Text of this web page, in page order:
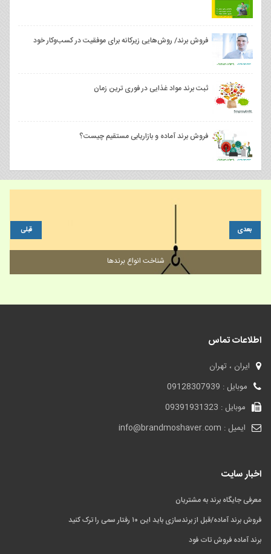
فروش برند/ روش‌هایی زیرکانه برای موفقیت در کسب‌وکار خود
ثبت برند مواد غذایی در فوری ترین زمان
فروش برند آماده و بازاریابی مستقیم چیست؟
شناخت انواع برندها
قبلی بعدی
اطلاعات تماس
ایران ، تهران
موبایل : 09128307939
موبایل : 09391931323
ایمیل : info@brandmoshaver.com
اخبار سایت
معرفی جایگاه برند به مشتریان
فروش برند آماده/قبل از برندسازی باید این ۱۰ رفتار سمی را ترک کنید
برند آماده فروش تات فود